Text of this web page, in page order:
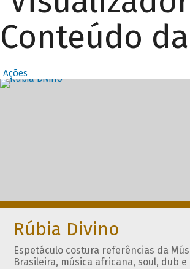
Conteúdo
Ações
Rúbia Divino
Espetáculo costura referências da
Brasileira, música africana, soul, dub e